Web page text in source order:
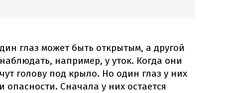
глаз может быть открытым, а другой
например, у уток. Когда они
голову под крыло. Но один глаз у них
опасности. Сначала у них остается